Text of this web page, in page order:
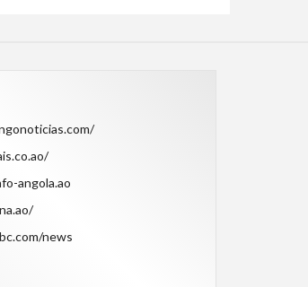
angola.ao
news